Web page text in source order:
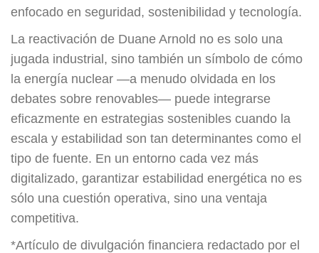
enfocado en seguridad, sostenibilidad y tecnología.
La reactivación de Duane Arnold no es solo una
jugada industrial, sino también un símbolo de cómo
la energía nuclear —a menudo olvidada en los
debates sobre renovables— puede integrarse
eficazmente en estrategias sostenibles cuando la
escala y estabilidad son tan determinantes como el
tipo de fuente. En un entorno cada vez más
digitalizado, garantizar estabilidad energética no es
sólo una cuestión operativa, sino una ventaja
competitiva.
*Artículo de divulgación financiera redactado por el